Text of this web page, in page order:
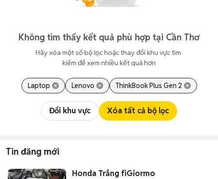
Không tìm thấy kết quả phù hợp tại Cần Thơ
Hãy xóa một số bộ lọc hoặc thay đổi khu vực tìm
kiếm để xem nhiều kết quả hơn
Laptop Lenovo ThinkBook Plus Gen 2
Đổi khu vực Xóa tất cả bộ lọc
Tin đăng mới
Honda Trắng fiGiormo